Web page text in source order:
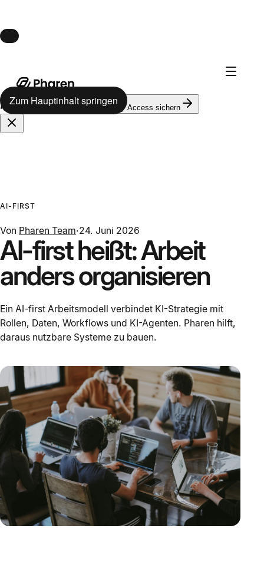
Launch · 10. August Pharen Hub startet am 10. August.
624 auf der Warteliste Early Access sichern
Zum Hauptinhalt springen
AI-FIRST
Von Pharen Team·24. Juni 2026
AI-first heißt: Arbeit
anders organisieren
Ein AI-first Arbeitsmodell verbindet KI-Strategie mit
Rollen, Daten, Workflows und KI-Agenten. Pharen hilft,
daraus nutzbare Systeme zu bauen.